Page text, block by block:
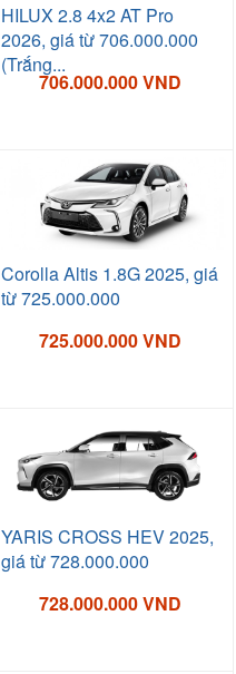
HILUX 2.8 4x2 AT Pro
2026, giá từ 706.000.000
(Trắng...
706.000.000 VND
Corolla Altis 1.8G 2025, giá
từ 725.000.000
725.000.000 VND
YARIS CROSS HEV 2025,
giá từ 728.000.000
728.000.000 VND